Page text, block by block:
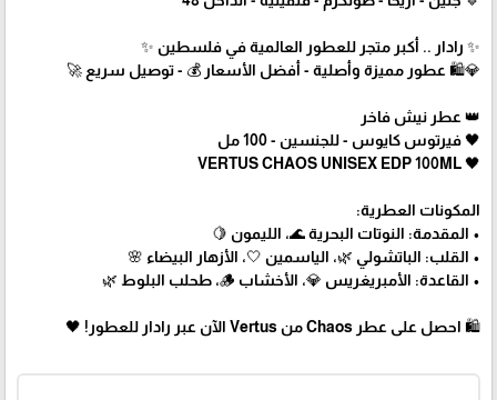
✨ رادار .. أكبر متجر للعطور العالمية في فلسطين ✨
💎🛍️ عطور مميزة وأصلية - أفضل الأسعار 💰 - توصيل سريع 🚀
👑 عطر نيش فاخر
🖤 فيرتوس كايوس - للجنسين - 100 مل
🖤 VERTUS CHAOS UNISEX EDP 100ML
المكونات العطرية:
• المقدمة: النوتات البحرية 🌊، الليمون 🍋
• القلب: الباتشولي 🌿، الياسمين 🤍، الأزهار البيضاء 🌸
• القاعدة: الأمبريغريس 💎، الأخشاب 🪵، طحلب البلوط 🌿
🛍 احصل على عطر Chaos من Vertus الآن عبر رادار للعطور! 🖤